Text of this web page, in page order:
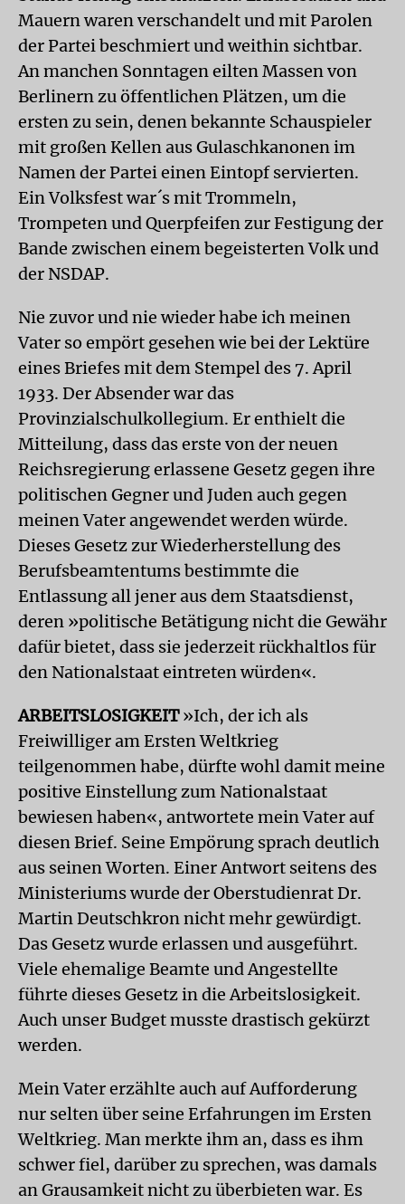
Mauern waren verschandelt und mit Parolen
der Partei beschmiert und weithin sichtbar.
An manchen Sonntagen eilten Massen von
Berlinern zu öffentlichen Plätzen, um die
ersten zu sein, denen bekannte Schauspieler
mit großen Kellen aus Gulaschkanonen im
Namen der Partei einen Eintopf servierten.
Ein Volksfest war´s mit Trommeln,
Trompeten und Querpfeifen zur Festigung der
Bande zwischen einem begeisterten Volk und
der NSDAP.
Nie zuvor und nie wieder habe ich meinen
Vater so empört gesehen wie bei der Lektüre
eines Briefes mit dem Stempel des 7. April
1933. Der Absender war das
Provinzialschulkollegium. Er enthielt die
Mitteilung, dass das erste von der neuen
Reichsregierung erlassene Gesetz gegen ihre
politischen Gegner und Juden auch gegen
meinen Vater angewendet werden würde.
Dieses Gesetz zur Wiederherstellung des
Berufsbeamtentums bestimmte die
Entlassung all jener aus dem Staatsdienst,
deren »politische Betätigung nicht die Gewähr
dafür bietet, dass sie jederzeit rückhaltlos für
den Nationalstaat eintreten würden«.
ARBEITSLOSIGKEIT»Ich, der ich als
Freiwilliger am Ersten Weltkrieg
teilgenommen habe, dürfte wohl damit meine
positive Einstellung zum Nationalstaat
bewiesen haben«, antwortete mein Vater auf
diesen Brief. Seine Empörung sprach deutlich
aus seinen Worten. Einer Antwort seitens des
Ministeriums wurde der Oberstudienrat Dr.
Martin Deutschkron nicht mehr gewürdigt.
Das Gesetz wurde erlassen und ausgeführt.
Viele ehemalige Beamte und Angestellte
führte dieses Gesetz in die Arbeitslosigkeit.
Auch unser Budget musste drastisch gekürzt
werden.
Mein Vater erzählte auch auf Aufforderung
nur selten über seine Erfahrungen im Ersten
Weltkrieg. Man merkte ihm an, dass es ihm
schwer fiel, darüber zu sprechen, was damals
an Grausamkeit nicht zu überbieten war. Es